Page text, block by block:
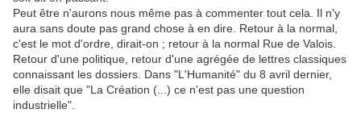
Peut être n'aurons nous même pas à commenter tout cela. Il n'y
aura sans doute pas grand chose à en dire. Retour à la normal,
c'est le mot d'ordre, dirait-on ; retour à la normal Rue de Valois.
Retour d'une politique, retour d'une agrégée de lettres classiques
connaissant les dossiers. Dans "L'Humanité" du 8 avril dernier,
elle disait que "La Création (...) ce n'est pas une question
industrielle".